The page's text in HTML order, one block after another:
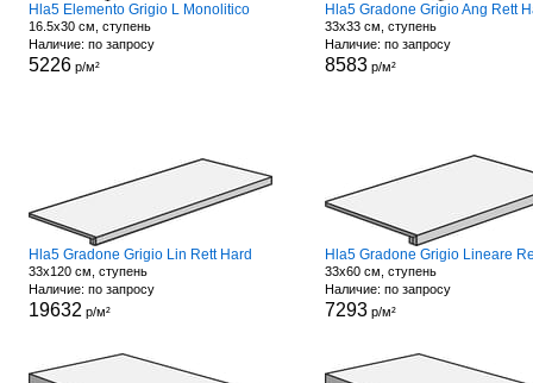
Hla5 Elemento Grigio L Monolitico
16.5x30 см, ступень
Наличие: по запросу
5226р/м²
Hla5 Gradone Grigio Ang Rett
33x33 см, ступень
Наличие: по запросу
8583р/м²
Hla5 Gradone Grigio Lin Rett Hard
33x120 см, ступень
Наличие: по запросу
19632 р/м²
33x60 см, ступень
Наличие: по запросу
7293р/м²